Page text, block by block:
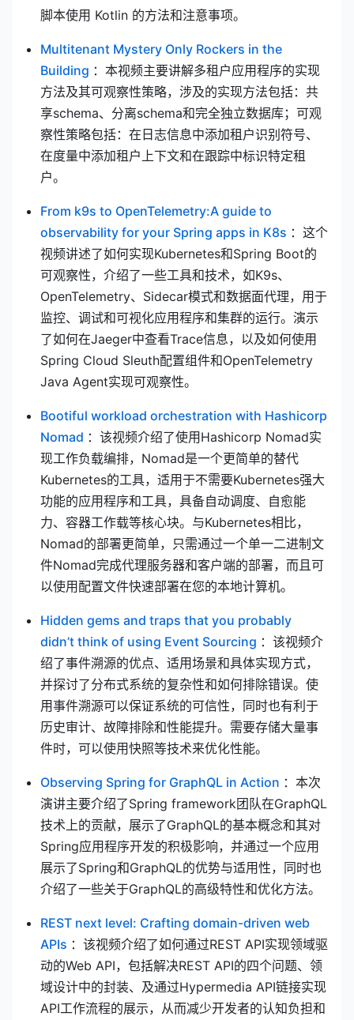
脚本使用 Kotlin 的方法和注意事项。
Multitenant Mystery Only Rockers in the
Building (opens new window)
：本视频主要讲解多租户应用程序的实现
方法及其可观察性策略，涉及的实现方法包括：共
享schema、分离schema和完全独立数据库；可观
察性策略包括：在日志信息中添加租户识别符号、
在度量中添加租户上下文和在跟踪中标识特定租
户。
From k9s to OpenTelemetry:A guide to
observability for your Spring apps in K8s (opens
：这个
视频讲述了如何实现Kubernetes和Spring Boot的
可观察性，介绍了一些工具和技术，如K9s、
OpenTelemetry、Sidecar模式和数据面代理，用于
监控、调试和可视化应用程序和集群的运行。演示
了如何在Jaeger中查看Trace信息，以及如何使用
Spring Cloud Sleuth配置组件和OpenTelemetry
Java Agent实现可观察性。
Bootiful workload orchestration with Hashicorp
Nomad (opens new window)
：该视频介绍了使用Hashicorp Nomad实
现工作负载编排，Nomad是一个更简单的替代
Kubernetes的工具，适用于不需要Kubernetes强大
功能的应用程序和工具，具备自动调度、自愈能
力、容器工作载等核心块。与Kubernetes相比，
Nomad的部署更简单，只需通过一个单一二进制文
件Nomad完成代理服务器和客户端的部署，而且可
以使用配置文件快速部署在您的本地计算机。
Hidden gems and traps that you probably
didn’t think of using Event Sourcing (opens new
：该视频介
绍了事件溯源的优点、适用场景和具体实现方式，
并探讨了分布式系统的复杂性和如何排除错误。使
用事件溯源可以保证系统的可信性，同时也有利于
历史审计、故障排除和性能提升。需要存储大量事
件时，可以使用快照等技术来优化性能。
Observing Spring for GraphQL in Action (opens
：本次
演讲主要介绍了Spring framework团队在GraphQL
技术上的贡献，展示了GraphQL的基本概念和其对
Spring应用程序开发的积极影响，并通过一个应用
展示了Spring和GraphQL的优势与适用性，同时也
介绍了一些关于GraphQL的高级特性和优化方法。
REST next level: Crafting domain-driven web
APIs (opens new window)
：该视频介绍了如何通过REST API实现领域驱
动的Web API，包括解决REST API的四个问题、领
域设计中的封装、及通过Hypermedia API链接实现
API工作流程的展示，从而减少开发者的认知负担和